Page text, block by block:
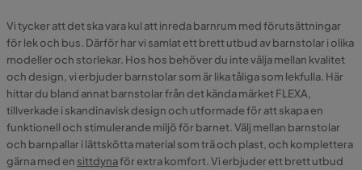
Vi tycker att det ska vara kul att inreda barnrum med förutsättningar
för lek och bus. Därför har vi samlat ett brett utbud av barnstolar i olika
modeller och storlekar. Hos hos behöver du inte välja mellan kvalitet
och design, vi erbjuder barnstolar som är lika tåliga som lekfulla. Här
hittar du bland annat barnstolar från det kända märket FLEXA,
tillverkade i skandinavisk design och utformade för att skapa en
funktionell och stimulerande miljö för barnet. Välj mellan barnstolar
och barnpallar i lättskötta material som trä och plast, och komplettera
gärna med en sittdynaför extra komfort. Vi erbjuder ett brett utbud